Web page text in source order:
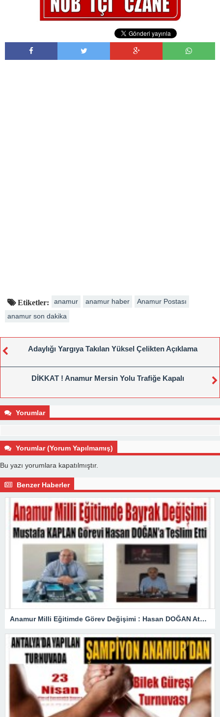
Etiketler: anamur anamur haber
Anamur Postası
anamur son dakika
Adaylığı Yargıya Takılan Yüksel Çelikten Açıklama
DİKKAT ! Anamur Mersin Yolu Trafiğe Kapalı
Yorumlar
Yorumlar (Yorum Yapılmamış)
Bu yazı yorumlara kapatılmıştır.
Benzer Haberler
Anamur Milli Eğitimde Görev Değişimi : Hasan DOĞAN Atandı